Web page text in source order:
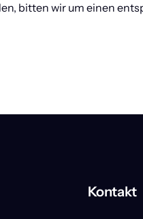
bitten wir um einen
Kontakt